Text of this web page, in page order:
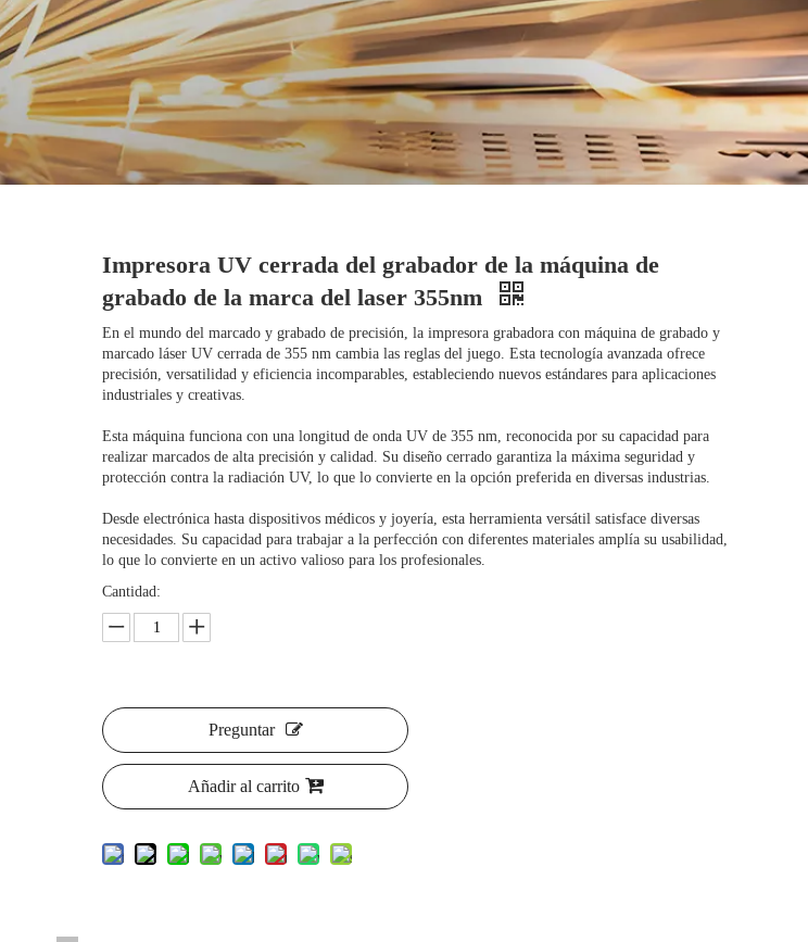
Impresora UV cerrada del grabador de la máquina de
grabado de la marca del laser 355nm
En el mundo del marcado y grabado de precisión, la impresora grabadora con máquina de grabado y
marcado láser UV cerrada de 355 nm cambia las reglas del juego. Esta tecnología avanzada ofrece
precisión, versatilidad y eficiencia incomparables, estableciendo nuevos estándares para aplicaciones
industriales y creativas.
Esta máquina funciona con una longitud de onda UV de 355 nm, reconocida por su capacidad para
realizar marcados de alta precisión y calidad. Su diseño cerrado garantiza la máxima seguridad y
protección contra la radiación UV, lo que lo convierte en la opción preferida en diversas industrias.
Desde electrónica hasta dispositivos médicos y joyería, esta herramienta versátil satisface diversas
necesidades. Su capacidad para trabajar a la perfección con diferentes materiales amplía su usabilidad,
lo que lo convierte en un activo valioso para los profesionales.
Cantidad:
Preguntar
Añadir al carrito